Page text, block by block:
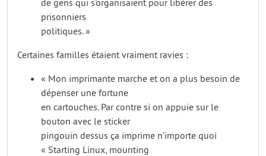
de gens qui s’organisaient pour libérer des
prisonniers
politiques. »
Certaines familles étaient vraiment ravies :
« Mon imprimante marche et on a plus besoin de
dépenser une fortune
en cartouches. Par contre si on appuie sur le
bouton avec le sticker
pingouin dessus ça imprime n’importe quoi
« Starting Linux, mounting